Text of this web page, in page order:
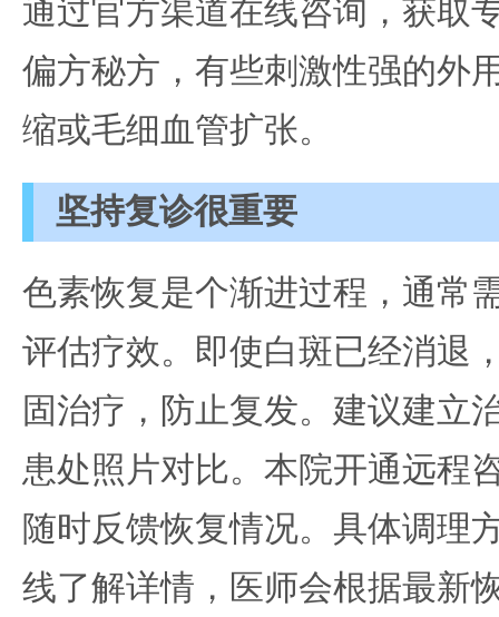
通过官方渠道在线咨询，获取
偏方秘方，有些刺激性强的外
缩或毛细血管扩张。
坚持复诊很重要
色素恢复是个渐进过程，通常
评估疗效。即使白斑已经消退
固治疗，防止复发。建议建立
患处照片对比。本院开通远程
随时反馈恢复情况。具体调理
线了解详情，医师会根据最新